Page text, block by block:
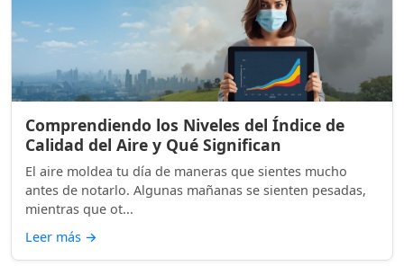
Comprendiendo los Niveles del Índice de
Calidad del Aire y Qué Significan
El aire moldea tu día de maneras que sientes mucho
antes de notarlo. Algunas mañanas se sienten pesadas,
mientras que ot...
Leer más →